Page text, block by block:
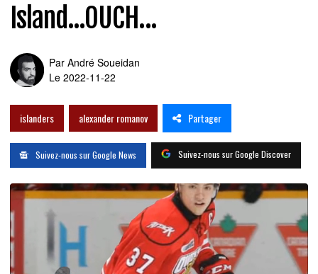
Island...OUCH...
Par André Soueidan
Le 2022-11-22
islanders alexander romanov Partager
Suivez-nous sur Google News Suivez-nous sur Google Discover